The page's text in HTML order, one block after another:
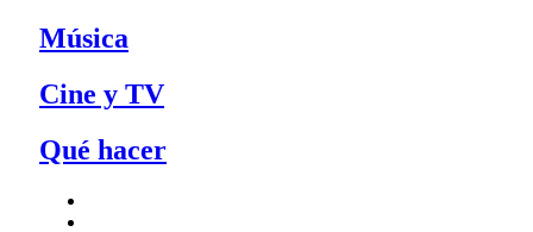
Música
Cine y TV
Qué hacer